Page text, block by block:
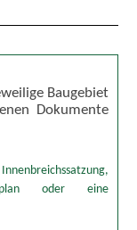
Baugebiet
Dokumente
oder eine